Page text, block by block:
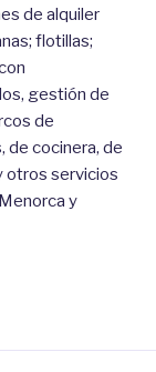
de alquiler
flotillas;
gestión de
de
de cocinera, de
otros servicios
y